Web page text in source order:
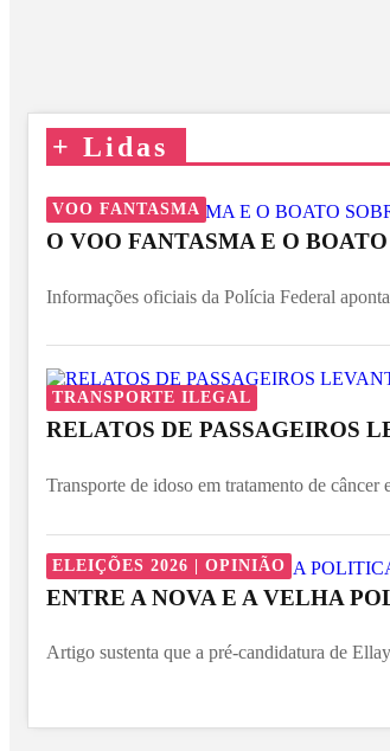
+ Lidas
VOO FANTASMA
O VOO FANTASMA E O
Informações oficiais da Polícia Federal
TRANSPORTE ILEGAL
RELATOS DE PASSAGEIROS
Transporte de idoso em tratamento de câncer
ELEIÇÕES 2026 | OPINIÃO
ENTRE A NOVA E A VELHA
Artigo sustenta que a pré-candidatura de